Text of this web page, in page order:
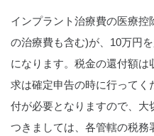
インプラント治療費の医療
の治療費も含む)が、10万円
になります。税金の還付額
求は確定申告の時に行ってく
付が必要となりますので、大
つきましては、各管轄の税務